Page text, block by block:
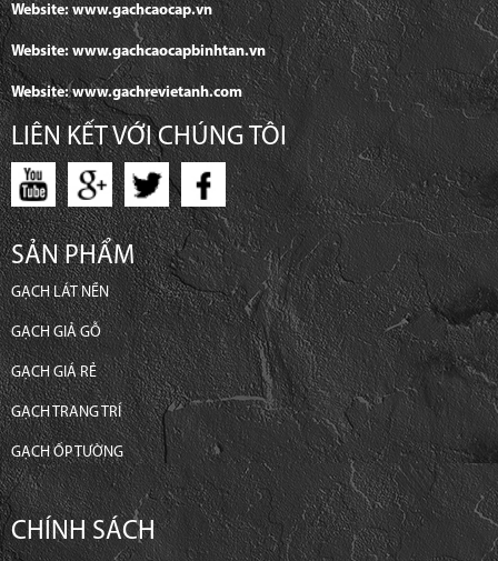
Website: www.gachcaocap.vn
Website: www.gachcaocapbinhtan.vn
Website: www.gachrevietanh.com
LIÊN KẾT VỚI CHÚNG TÔI
SẢN PHẨM
GẠCH LÁT NỀN
GẠCH GIẢ GỖ
GẠCH GIÁ RẺ
GẠCH TRANG TRÍ
GẠCH ỐP TƯỜNG
CHÍNH SÁCH